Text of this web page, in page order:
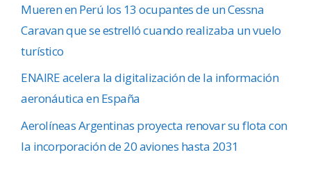
Mueren en Perú los 13 ocupantes de un Cessna
Caravan que se estrelló cuando realizaba un vuelo
turístico
ENAIRE acelera la digitalización de la información
aeronáutica en España
Aerolíneas Argentinas proyecta renovar su flota con
la incorporación de 20 aviones hasta 2031